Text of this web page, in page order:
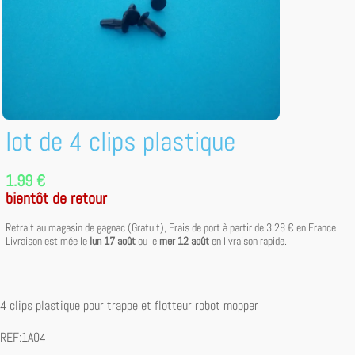
lot de 4 clips plastique
1.99 €
bientôt de retour
Retrait au magasin de gagnac (Gratuit), Frais de port à partir de 3.28 € en France
Livraison estimée le lun 17 août ou le mer 12 août en livraison rapide.
4 clips plastique pour trappe et flotteur robot mopper
REF:1A04